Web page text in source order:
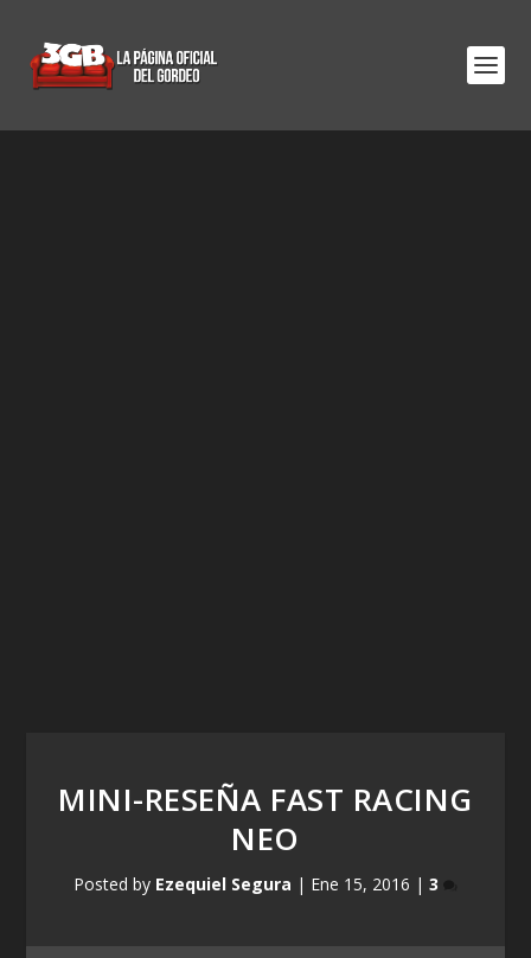
MINI-RESEÑA FAST RACING
NEO
Posted by Ezequiel Segura | Ene 15, 2016 | 3